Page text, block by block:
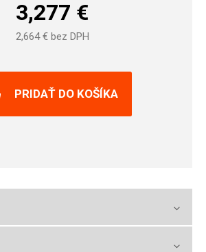
3,277 €
2,664€ bez DPH
PRIDAŤ DO KOŠÍKA